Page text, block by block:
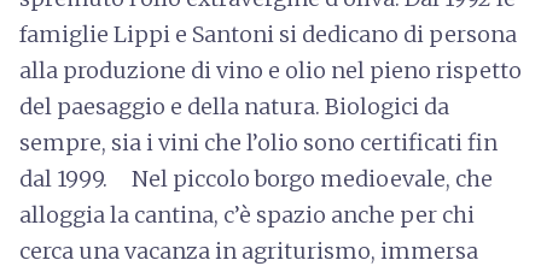
famiglie Lippi e Santoni si dedicano di persona
alla produzione di vino e olio nel pieno rispetto
del paesaggio e della natura. Biologici da
sempre, sia i vini che l’olio sono certificati fin
dal 1999. Nel piccolo borgo medioevale, che
alloggia la cantina, c’è spazio anche per chi
cerca una vacanza in agriturismo, immersa